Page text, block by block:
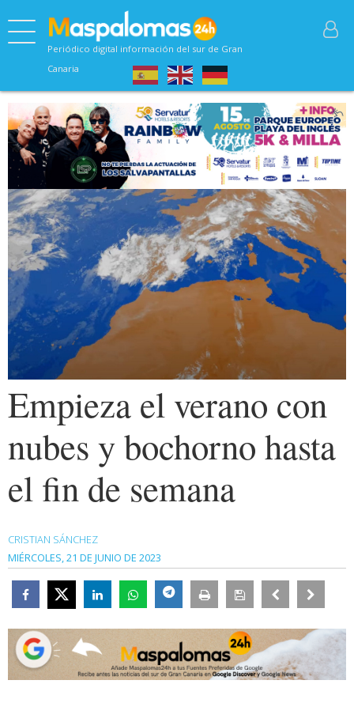
Periódico digital información del sur de Gran
Canaria
Empieza el verano con
nubes y bochorno hasta
el fin de semana
CRISTIAN SÁNCHEZ
MIÉRCOLES, 21 DE JUNIO DE 2023